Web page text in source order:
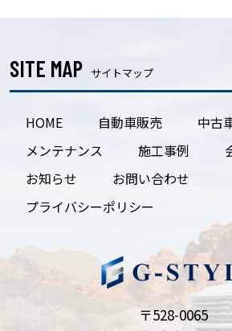
SITE MAP サイトマップ
HOME 自動車販売
中古
メンテナンス
施工事例
お知らせ
お問い合わせ
プライバシーポリシー
〒528-0065